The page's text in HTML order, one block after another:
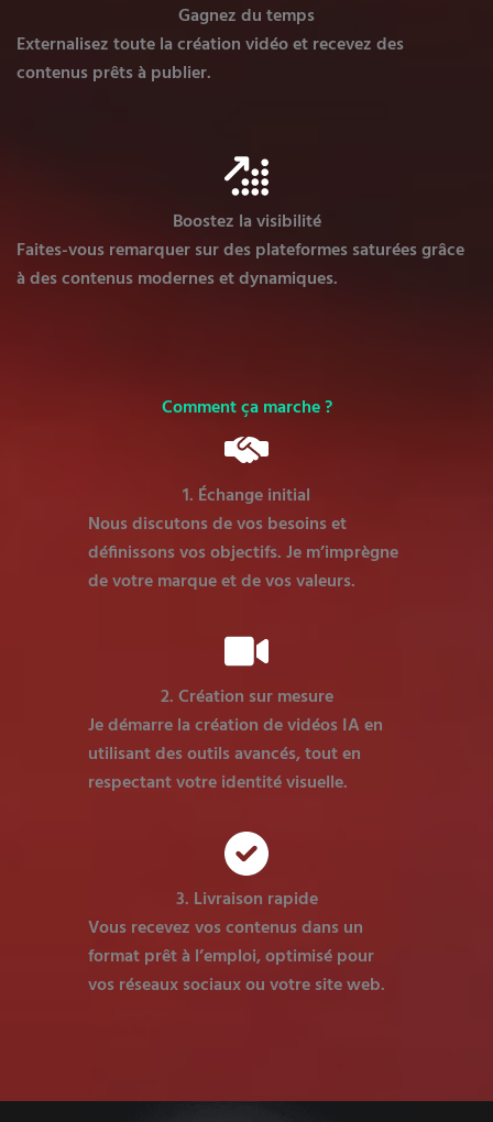
Gagnez du temps
Externalisez toute la création vidéo et recevez des
contenus prêts à publier.
Boostez la visibilité
Faites-vous remarquer sur des plateformes saturées grâce
à des contenus modernes et dynamiques.
Comment ça marche ?
1. Échange initial
Nous discutons de vos besoins et
définissons vos objectifs. Je m’imprègne
de votre marque et de vos valeurs.
2. Création sur mesure
Je démarre la création de vidéos IA en
utilisant des outils avancés, tout en
respectant votre identité visuelle.
3. Livraison rapide
Vous recevez vos contenus dans un
format prêt à l’emploi, optimisé pour
vos réseaux sociaux ou votre site web.